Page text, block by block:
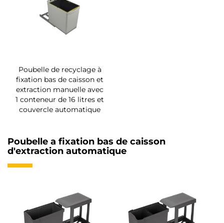
Poubelle de recyclage à
fixation bas de caisson et
extraction manuelle avec
1 conteneur de 16 litres et
couvercle automatique
Poubelle a fixation bas de caisson
d'extraction automatique